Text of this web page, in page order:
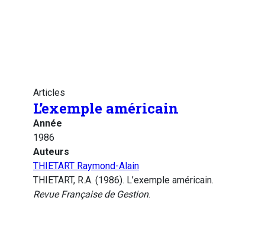
Articles
L’exemple américain
Année
1986
Auteurs
THIETART Raymond-Alain
THIETART, R.A. (1986). L’exemple américain.
Revue Française de Gestion.